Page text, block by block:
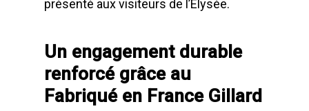
présenté aux visiteurs de l’Élysée.
Un engagement durable
renforcé grâce au
Fabriqué en France Gillard
Nos partenaires
Monoblocs
Bennes SUPER
Bennes ROK
Bennes spéciales
Conteneurs
Matériels de
Bennes amovibles
FR
Environnement
Déchetteries
Gillard Solutions